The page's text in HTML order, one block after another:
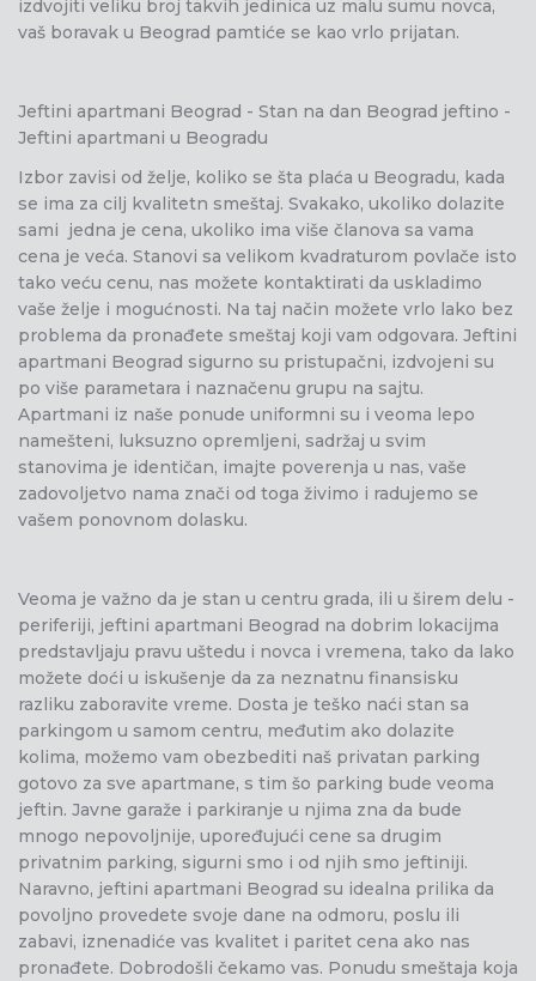
izdvojiti veliku broj takvih jedinica uz malu sumu novca,
vaš boravak u Beograd pamtiće se kao vrlo prijatan.
Jeftini apartmani Beograd - Stan na dan Beograd jeftino -
Jeftini apartmani u Beogradu
Izbor zavisi od želje, koliko se šta plaća u Beogradu, kada
se ima za cilj kvalitetn smeštaj. Svakako, ukoliko dolazite
sami jedna je cena, ukoliko ima više članova sa vama
cena je veća. Stanovi sa velikom kvadraturom povlače isto
tako veću cenu, nas možete kontaktirati da uskladimo
vaše želje i mogućnosti. Na taj način možete vrlo lako bez
problema da pronađete smeštaj koji vam odgovara. Jeftini
apartmani Beograd sigurno su pristupačni, izdvojeni su
po više parametara i naznačenu grupu na sajtu.
Apartmani iz naše ponude uniformni su i veoma lepo
namešteni, luksuzno opremljeni, sadržaj u svim
stanovima je identičan, imajte poverenja u nas, vaše
zadovoljetvo nama znači od toga živimo i radujemo se
vašem ponovnom dolasku.
Veoma je važno da je stan u centru grada, ili u širem delu -
periferiji, jeftini apartmani Beograd na dobrim lokacijma
predstavljaju pravu uštedu i novca i vremena, tako da lako
možete doći u iskušenje da za neznatnu finansisku
razliku zaboravite vreme. Dosta je teško naći stan sa
parkingom u samom centru, međutim ako dolazite
kolima, možemo vam obezbediti naš privatan parking
gotovo za sve apartmane, s tim šo parking bude veoma
jeftin. Javne garaže i parkiranje u njima zna da bude
mnogo nepovoljnije, upoređujući cene sa drugim
privatnim parking, sigurni smo i od njih smo jeftiniji.
Naravno, jeftini apartmani Beograd su idealna prilika da
povoljno provedete svoje dane na odmoru, poslu ili
zabavi, iznenadiće vas kvalitet i paritet cena ako nas
pronađete. Dobrodošli čekamo vas. Ponudu smeštaja koja